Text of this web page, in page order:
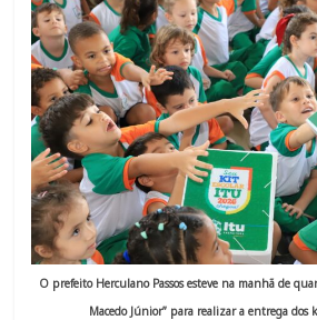
O prefeito Herculano Passos esteve na manhã de
Macedo Júnior” para realizar a entrega dos